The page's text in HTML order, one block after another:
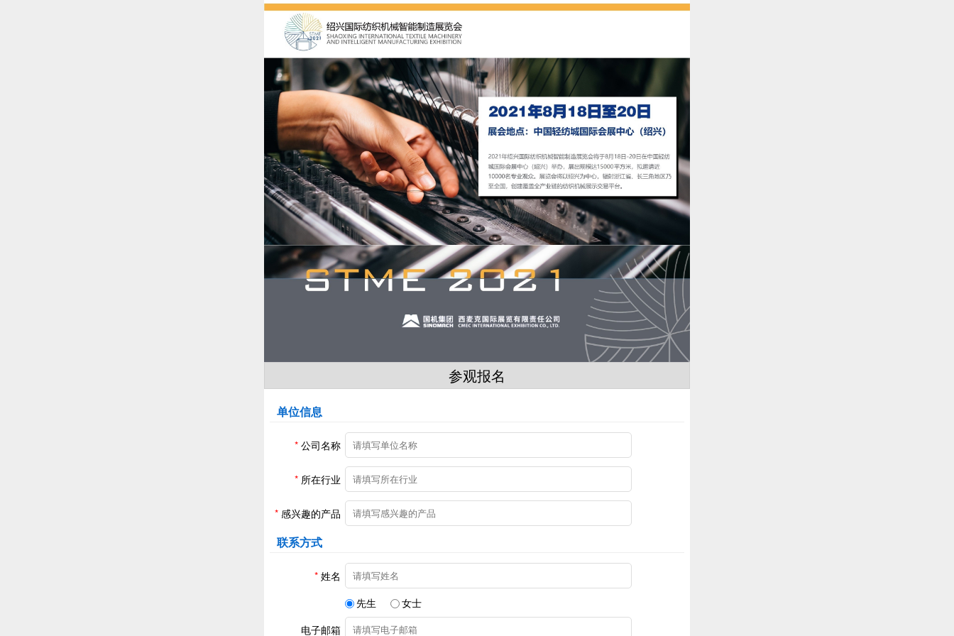
参观报名
单位信息
* 公司名称
* 所在行业
* 感兴趣的产品
联系方式
* 姓名
先生
女士
电子邮箱